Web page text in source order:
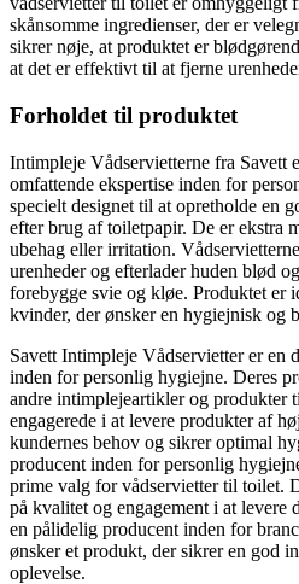
skånsomme ingredienser, der er
sikrer nøje, at produktet er
at det er effektivt til at fjerne
Forholdet til produktet
Intimpleje Vådservietterne fra Savett
omfattende ekspertise inden for
specielt designet til at opretholde en
efter brug af toiletpapir. De er ekstra
ubehag eller irritation.
urenheder og efterlader huden blød
forebygge svie og kløe. Produktet er
kvinder, der ønsker en hygiejnisk og
Savett Intimpleje Vådservietter er en
inden for personlig hygiejne. Deres
andre intimplejeartikler og produkter
engagerede i at levere produkter af
kundernes behov og sikrer optimal
producent inden for personlig
prime valg for vådservietter til toilet.
på kvalitet og engagement i at levere
en pålidelig producent inden for
ønsker et produkt, der sikrer en god
oplevelse.